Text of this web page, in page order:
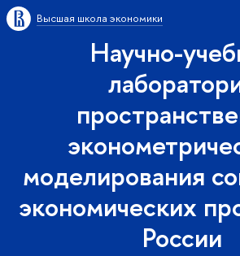
Высшая школа экономики
Научно-
моделирования
экономических
России